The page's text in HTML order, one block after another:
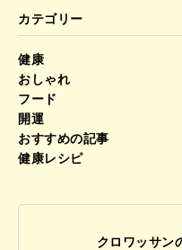
カテゴリー
健康
おしゃれ
フード
開運
おすすめの記事
健康レシピ
クロワッサン